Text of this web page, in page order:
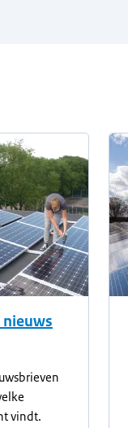
vindt.